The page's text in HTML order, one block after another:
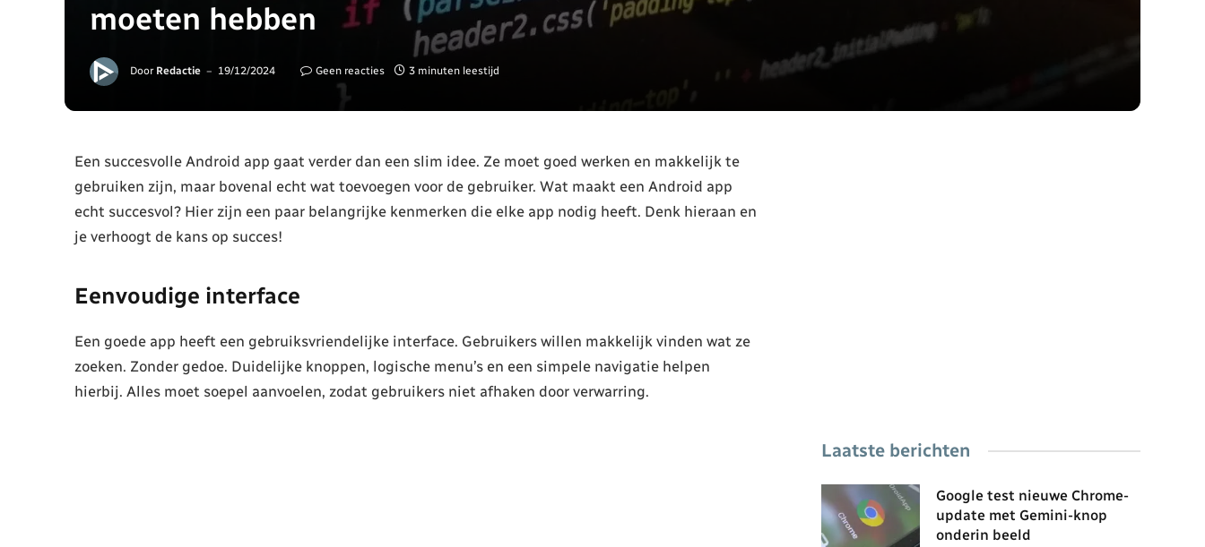
moeten hebben
Door Redactie 19/12/2024 Geen reacties 3 minuten leestijd
Een succesvolle Android app gaat verder dan een slim idee. Ze moet goed werken en makkelijk te
gebruiken zijn, maar bovenal echt wat toevoegen voor de gebruiker. Wat maakt een Android app
echt succesvol? Hier zijn een paar belangrijke kenmerken die elke app nodig heeft. Denk hieraan en
je verhoogt de kans op succes!
Eenvoudige interface
Een goede app heeft een gebruiksvriendelijke interface. Gebruikers willen makkelijk vinden wat ze
zoeken. Zonder gedoe. Duidelijke knoppen, logische menu’s en een simpele navigatie helpen
hierbij. Alles moet soepel aanvoelen, zodat gebruikers niet afhaken door verwarring.
Laatste berichten
Google test nieuwe Chrome-
update met Gemini-knop
onderin beeld